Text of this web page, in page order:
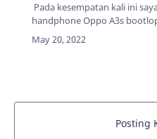
Pada kesempatan kali ini
handphone Oppo A3s
saja. Tujuan saya menulils
berbagi dan agar ketika
Posting